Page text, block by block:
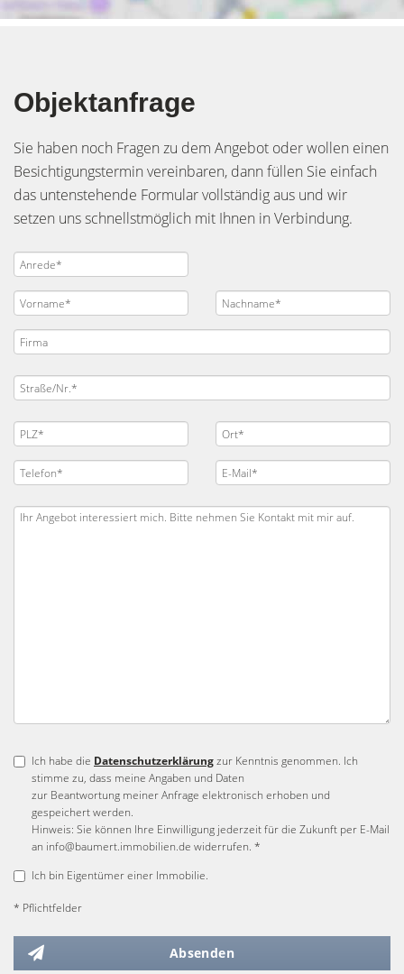
Objektanfrage
Sie haben noch Fragen zu dem Angebot oder wollen einen
Besichtigungstermin vereinbaren, dann füllen Sie einfach
das untenstehende Formular vollständig aus und wir
setzen uns schnellstmöglich mit Ihnen in Verbindung.
Ich habe die Datenschutzerklärungzur Kenntnis genommen. Ich
stimme zu, dass meine Angaben und Daten
zur Beantwortung meiner Anfrage elektronisch erhoben und
gespeichert werden.
Hinweis: Sie können Ihre Einwilligung jederzeit für die Zukunft per E-Mail
an info@baumert.immobilien.de widerrufen. *
Ich bin Eigentümer einer Immobilie.
* Pflichtfelder
Absenden